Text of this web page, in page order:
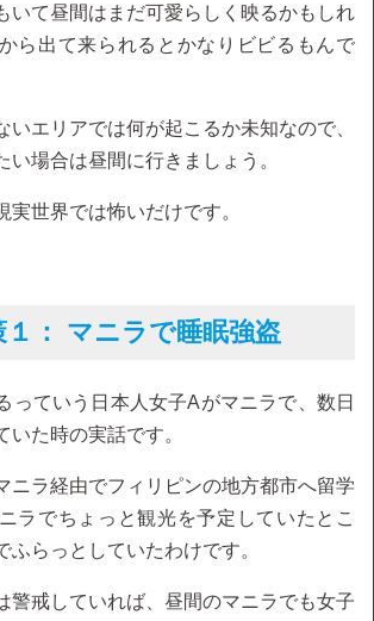
いて昼間はまだ可愛らしく映るかもしれ
ら出て来られるとかなりビビるもんで
いエリアでは何が起こるか未知なので、
い場合は昼間に行きましょう。
実世界では怖いだけです。
： マニラで睡眠強盗
っていう日本人女子Aがマニラで、数日
いた時の実話です。
ニラ経由でフィリピンの地方都市へ留学
ラでちょっと観光を予定していたとこ
ふらっとしていたわけです。
警戒していれば、昼間のマニラでも女子